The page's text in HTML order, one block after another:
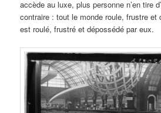
accède au luxe, plus personne n’en tire
contraire : tout le monde roule, frustre et
est roulé, frustré et dépossédé par eux.